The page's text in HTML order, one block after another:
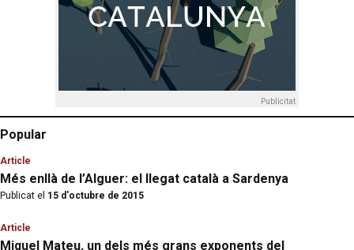
Publicitat
Popular
Article
Més enllà de l’Alguer: el llegat català a Sardenya
Publicat el 15 d'octubre de 2015
Article
Miquel Mateu, un dels més grans exponents del